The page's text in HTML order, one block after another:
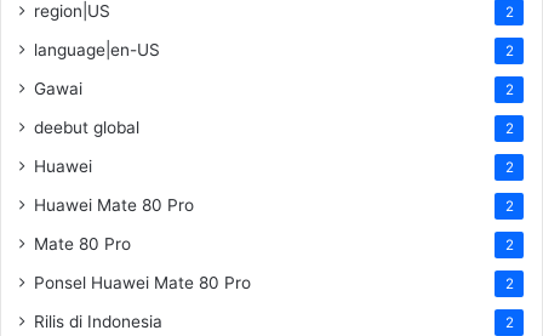
region|US 2
language|en-US 2
Gawai 2
deebut global 2
Huawei 2
Huawei Mate 80 Pro 2
Mate 80 Pro 2
Ponsel Huawei Mate 80 Pro 2
Rilis di Indonesia 2